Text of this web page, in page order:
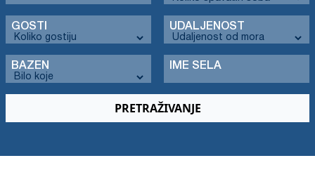
GOSTI UDALJENOST
BAZEN IME SELA